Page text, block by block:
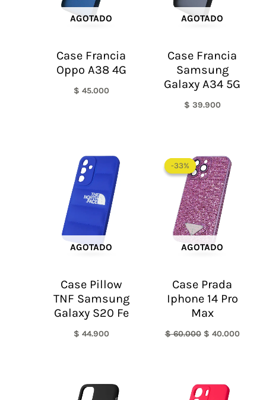
AGOTADO
Case Francia
Oppo A38 4G
$ 45.000
AGOTADO
Case Francia
Samsung
Galaxy A34 5G
$ 39.900
AGOTADO
Case Pillow
TNF Samsung
Galaxy S20 Fe
$ 44.900
-33%
AGOTADO
-33%
Case Prada
Iphone 14 Pro
Max
$60.000
precio
original
era:
$ 60.000.
$ 40.000